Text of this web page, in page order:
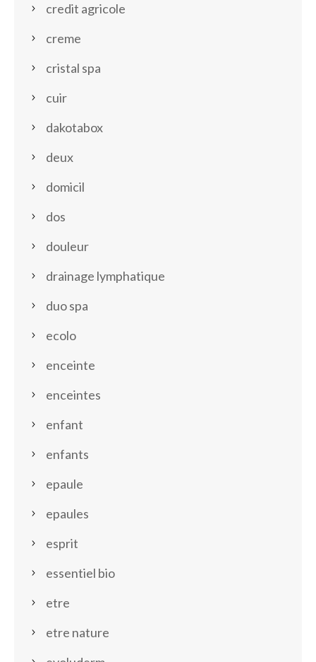
credit agricole
creme
cristal spa
cuir
dakotabox
deux
domicil
dos
douleur
drainage lymphatique
duo spa
ecolo
enceinte
enceintes
enfant
enfants
epaule
epaules
esprit
essentiel bio
etre
etre nature